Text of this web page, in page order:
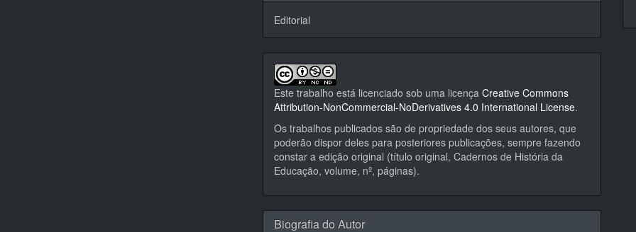
Editorial
Este trabalho está licenciado sob uma licençaCreative Commons
Attribution-NonCommercial-NoDerivatives 4.0 International License.
Os trabalhos publicados são de propriedade dos seus autores, que
poderão dispor deles para posteriores publicações, sempre fazendo
constar a edição original (título original, Cadernos de História da
Educação, volume, nº, páginas).
Biografia do Autor